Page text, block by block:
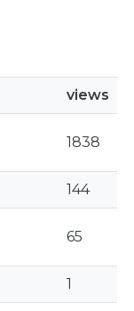
views
1838
144
65
1